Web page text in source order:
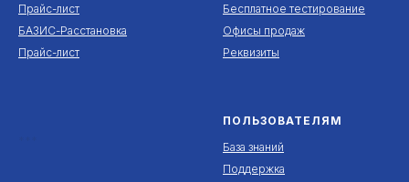
Прайс-лист
БАЗИС-Расстановка
Прайс-лист
Бесплатное тестирование
Офисы продаж
Реквизиты
ПОЛЬЗОВАТЕЛЯМ
База знаний
Поддержка